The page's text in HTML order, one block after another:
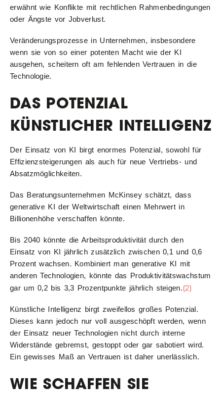
erwähnt wie Konflikte mit rechtlichen Rahmenbedingungen
oder Ängste vor Jobverlust.
Veränderungsprozesse in Unternehmen, insbesondere
wenn sie von so einer potenten Macht wie der KI
ausgehen, scheitern oft am fehlenden Vertrauen in die
Technologie.
DAS POTENZIAL
KÜNSTLICHER INTELLIGENZ
Der Einsatz von KI birgt enormes Potenzial, sowohl für
Effizienzsteigerungen als auch für neue Vertriebs- und
Absatzmöglichkeiten.
Das Beratungsunternehmen McKinsey schätzt, dass
generative KI der Weltwirtschaft einen Mehrwert in
Billionenhöhe verschaffen könnte.
Bis 2040 könnte die Arbeitsproduktivität durch den
Einsatz von KI jährlich zusätzlich zwischen 0,1 und 0,6
Prozent wachsen. Kombiniert man generative KI mit
anderen Technologien, könnte das Produktivitätswachstum
gar um 0,2 bis 3,3 Prozentpunkte jährlich steigen.[2]
Künstliche Intelligenz birgt zweifellos großes Potenzial.
Dieses kann jedoch nur voll ausgeschöpft werden, wenn
der Einsatz neuer Technologien nicht durch interne
Widerstände gebremst, gestoppt oder gar sabotiert wird.
Ein gewisses Maß an Vertrauen ist daher unerlässlich.
WIE SCHAFFEN SIE